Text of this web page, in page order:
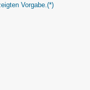
Vorgabe. (*)